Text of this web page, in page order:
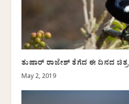
ತುಷಾರ್ ರಾಜೇಶ್ ತೆಗೆದ ಈ ದಿನದ ಚಿತ್ರ
May 2, 2019